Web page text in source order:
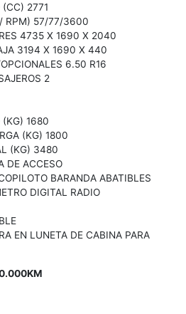
(CC) 2771
RPM) 57/77/3600
4735 X 1690 X 2040
3194 X 1690 X 440
6.50 R16
2
(KG) 1680
(KG) 1800
(KG) 3480
DE ACCESO
BARANDA ABATIBLES
DIGITAL RADIO
EN LUNETA DE CABINA PARA